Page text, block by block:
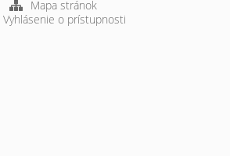
Mapa stránok
Vyhlásenie o prístupnosti